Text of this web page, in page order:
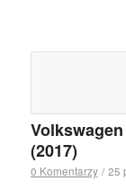
(2017)
0 Komentarzy / 25